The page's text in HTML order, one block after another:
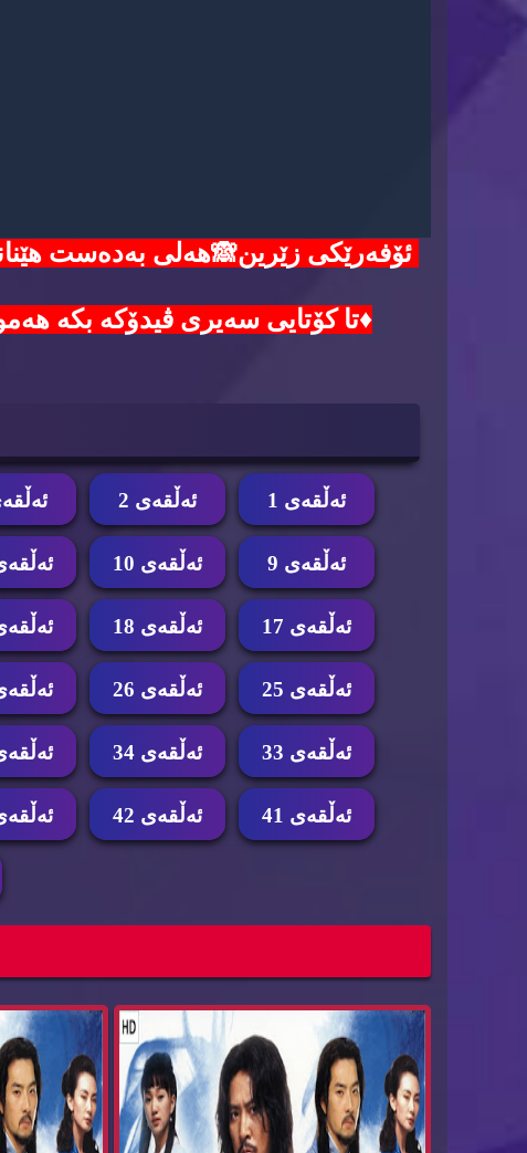
♦️تا کۆتایی سەیری ڤیدۆکە بکە هەموو هەنگاوەکان
ئه‌ڵقه‌ی 1 ئه‌ڵقه‌ی 2
ئه‌ڵقه‌ی 9 ئه‌ڵقه‌ی 10 ئه‌ڵقه‌ی
ئه‌ڵقه‌ی 17 ئه‌ڵقه‌ی 18 ئه‌ڵقه‌ی
ئه‌ڵقه‌ی 25 ئه‌ڵقه‌ی 26 ئه‌ڵقه‌ی
ئه‌ڵقه‌ی 33 ئه‌ڵقه‌ی 34 ئه‌ڵقه‌ی
ئه‌ڵقه‌ی 41 ئه‌ڵقه‌ی 42 ئه‌ڵقه‌ی
درامای ئیمپراتۆری ده‌ریا ئه‌ڵقه‌ی 47